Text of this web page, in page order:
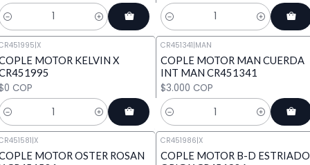
Cantidad
|X
MOTOR KELVIN X
COP
CR451341|MAN
COPLE MOTOR MAN CUERDA
INT MAN CR451341
$3.000 COP
Cantidad
|X
MOTOR OSTER ROSAN
CR451986|X
COPLE MOTOR B-D ESTRIADO